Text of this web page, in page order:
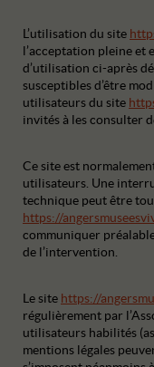
L’utilisation du site
l’acceptation pleine et
d’utilisation ci-après
susceptibles d’être
utilisateurs du site
invités à les consulter
Ce site est
utilisateurs. Une
technique peut être
https://
communiquer
de l’intervention.
Le site https://
régulièrement par
utilisateurs habilités
mentions légales